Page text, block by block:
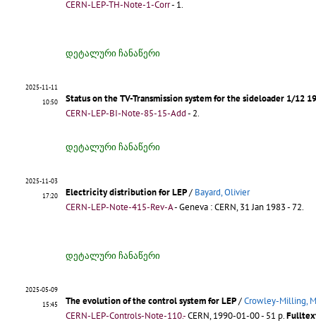
CERN-LEP-TH-Note-1-Corr- 1.
დეტალური ჩანაწერი
2025-11-11
10:50
Status on the TV-Transmission system for the sideloader 1/12
CERN-LEP-BI-Note-85-15-Add- 2.
დეტალური ჩანაწერი
2025-11-03
17:20
Electricity distribution for LEP/ Bayard, Olivier
CERN-LEP-Note-415-Rev-A- Geneva : CERN, 31 Jan 1983 - 72.
დეტალური ჩანაწერი
2025-05-09
15:45
The evolution of the control system for LEP/Crowley-Milling,
CERN-LEP-Controls-Note-110.-CERN, 1990-01-00 - 51 p.